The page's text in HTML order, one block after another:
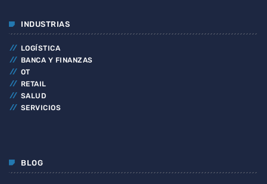
INDUSTRIAS
LOGÍSTICA
BANCA Y FINANZAS
OT
RETAIL
SALUD
SERVICIOS
BLOG